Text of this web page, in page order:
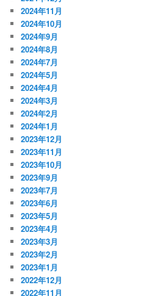
2024年11月
2024年10月
2024年9月
2024年8月
2024年7月
2024年5月
2024年4月
2024年3月
2024年2月
2024年1月
2023年12月
2023年11月
2023年10月
2023年9月
2023年7月
2023年6月
2023年5月
2023年4月
2023年3月
2023年2月
2023年1月
2022年12月
2022年11月